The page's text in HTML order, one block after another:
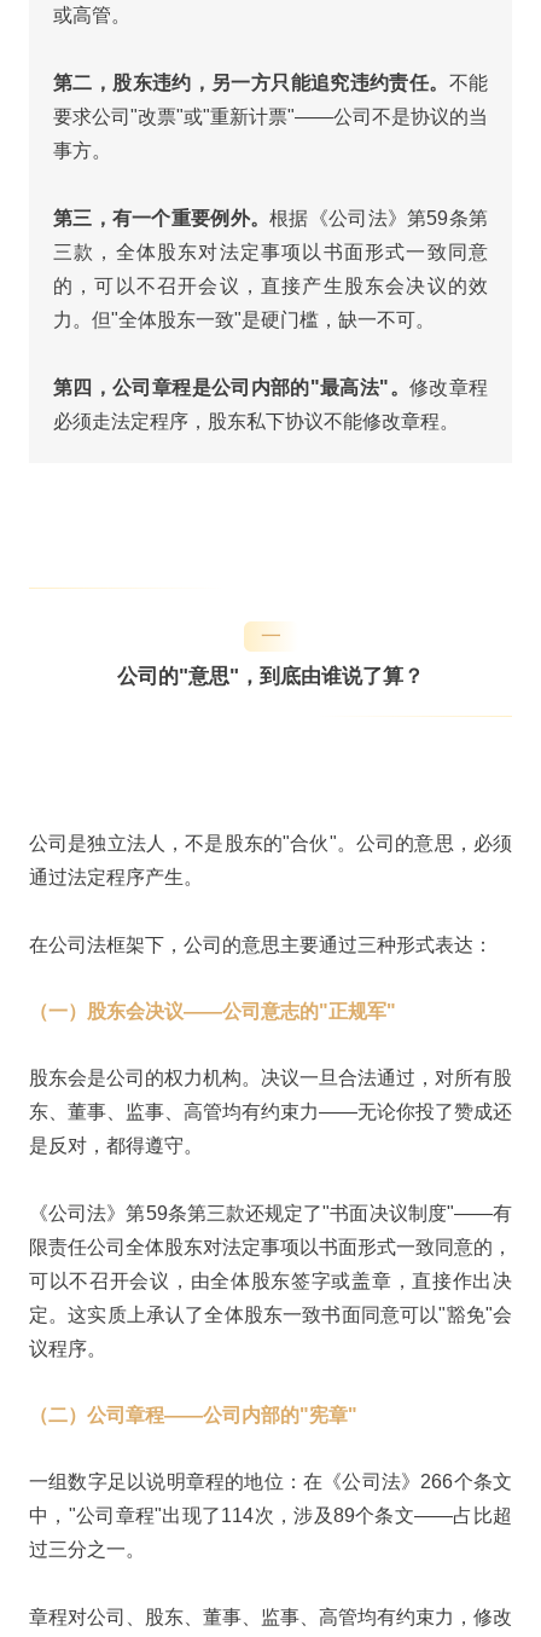
或高管。
第二，股东违约，另一方只能追究违约责任。 不能
要求公司"改票"或"重新计票"——公司不是协议的当
事方。
第三，有一个重要例外。根据《公司法》第59条第
三款，全体股东对法定事项以书面形式一致同意
的，可以不召开会议，直接产生股东会决议的效
力。但"全体股东一致"是硬门槛，缺一不可。
第四，公司章程是公司内部的"最高法"。 修改章程
必须走法定程序，股东私下协议不能修改章程。
一
公司的"意思"，到底由谁说了算？
公司是独立法人，不是股东的"合伙"。公司的意思，必须
通过法定程序产生。
在公司法框架下，公司的意思主要通过三种形式表达：
（一）股东会决议——公司意志的"正规军"
股东会是公司的权力机构。决议一旦合法通过，对所有股
东、董事、监事、高管均有约束力——无论你投了赞成还
是反对，都得遵守。
《公司法》第59条第三款还规定了"书面决议制度"——有
限责任公司全体股东对法定事项以书面形式一致同意的，
可以不召开会议，由全体股东签字或盖章，直接作出决
定。这实质上承认了全体股东一致书面同意可以"豁免"会
议程序。
（二） 公司章程——公司内部的"宪章"
一组数字足以说明章程的地位：在《公司法》266个条文
中，"公司章程"出现了114次，涉及89个条文——占比超
过三分之一。
章程对公司、股东、董事、监事、高管均有约束力，修改